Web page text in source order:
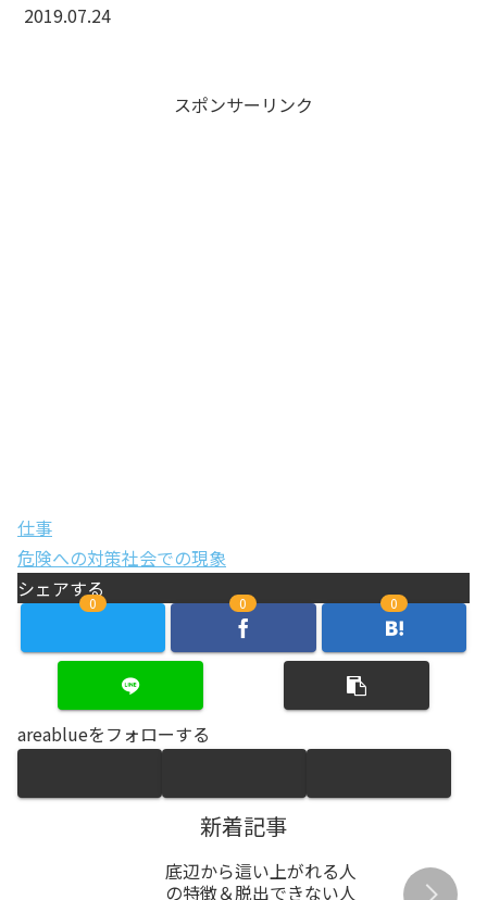
2019.07.24
スポンサーリンク
仕事
危険への対策社会での現象
シェアする
0 0 0
areablueをフォローする
新着記事
底辺から這い上がれる人
の特徴＆脱出できない人